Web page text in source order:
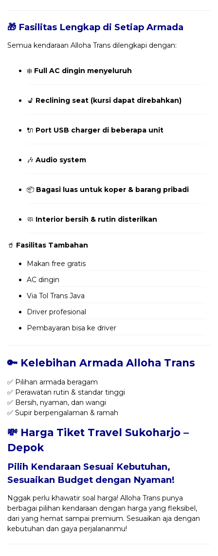
🎁 Fasilitas Lengkap di Setiap Armada
Semua kendaraan Alloha Trans dilengkapi dengan:
❄️ Full AC dingin menyeluruh
💺 Reclining seat (kursi dapat direbahkan)
🔌 Port USB charger di beberapa unit
🎶 Audio system
📦 Bagasi luas untuk koper & barang pribadi
🧼 Interior bersih & rutin disterilkan
🥤 Fasilitas Tambahan
Makan free gratis
AC dingin
Via Tol Trans Java
Driver profesional
Pembayaran bisa ke driver
🔑 Kelebihan Armada Alloha Trans
✅ Pilihan armada beragam
✅ Perawatan rutin & standar tinggi
✅ Bersih, nyaman, dan wangi
✅ Supir berpengalaman & ramah
💸 Harga Tiket Travel Sukoharjo –
Depok
Pilih Kendaraan Sesuai Kebutuhan,
Sesuaikan Budget dengan Nyaman!
Nggak perlu khawatir soal harga! Alloha Trans punya
berbagai pilihan kendaraan dengan harga yang fleksibel,
dari yang hemat sampai premium. Sesuaikan aja dengan
kebutuhan dan gaya perjalananmu!